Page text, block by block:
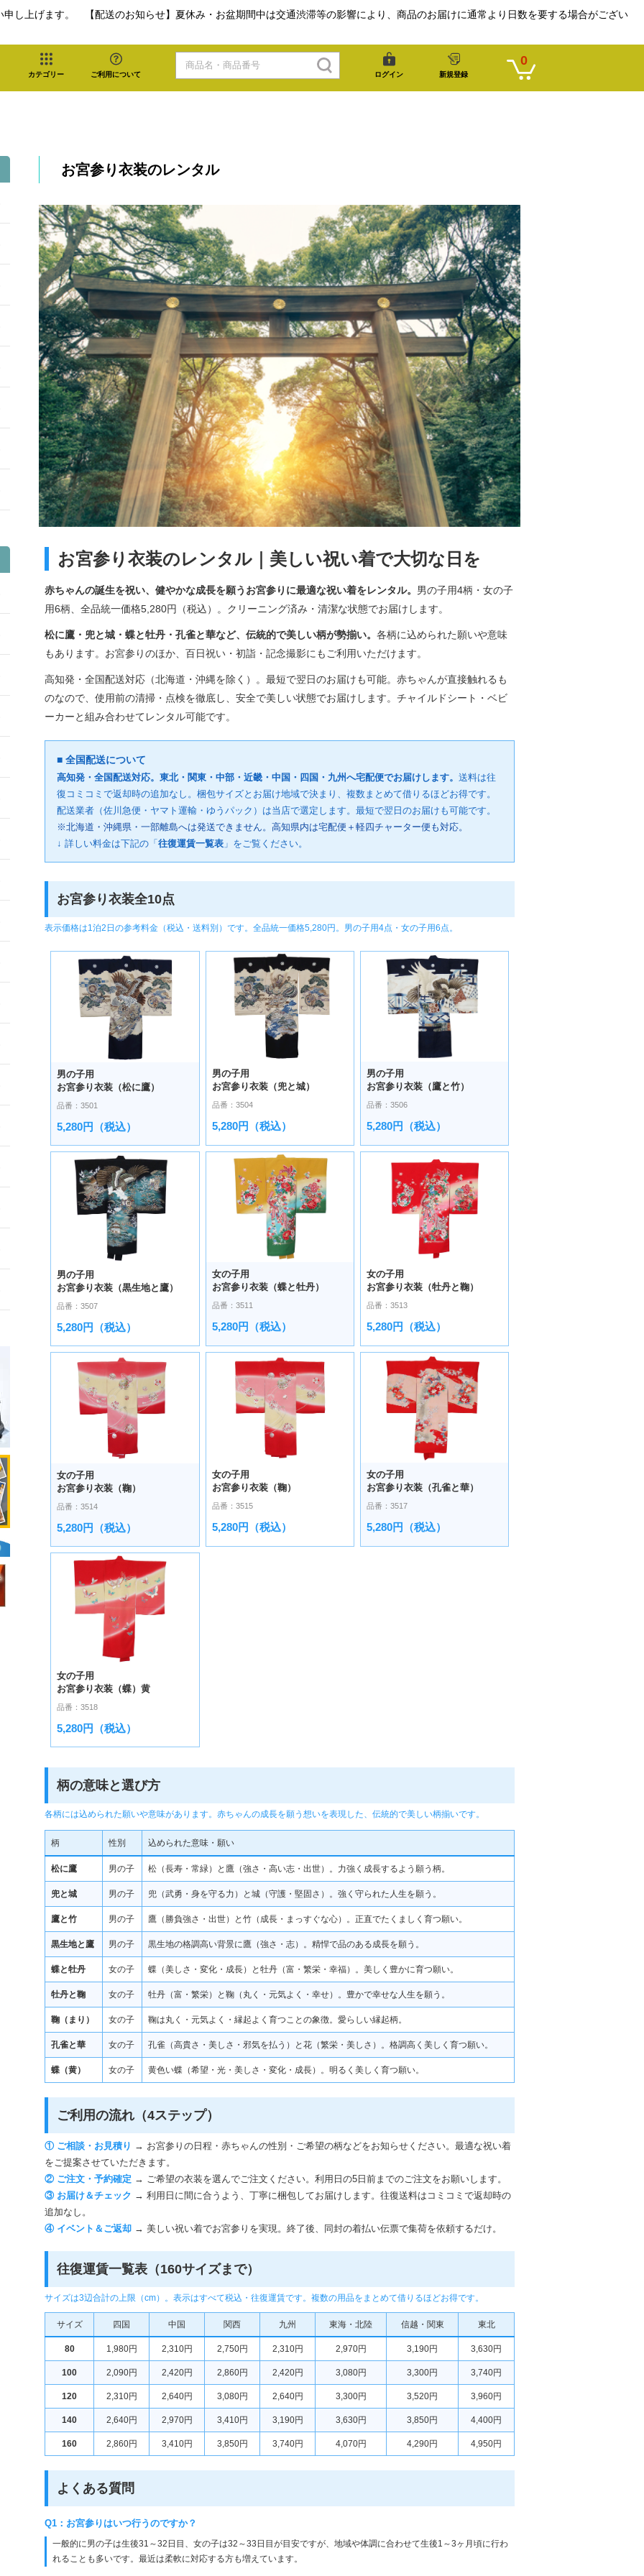
し上げます。 【配送のお知らせ】夏休み・お盆期間中は交通渋滞等の影響により、商品のお届けに通常より日数を要する場合がござい
カテゴリー ご利用について ログイン 新規登録
0
お宮参り衣装のレンタル
お宮参り衣装のレンタル｜美しい祝い着で大切な日を
赤ちゃんの誕生を祝い、健やかな成長を願うお宮参りに最適な祝い着をレンタル。 男の子用4柄・女の子
用6柄、全品統一価格5,280円（税込）。クリーニング済み・清潔な状態でお届けします。
松に鷹・兜と城・蝶と牡丹・孔雀と華など、伝統的で美しい柄が勢揃い。 各柄に込められた願いや意味
もあります。お宮参りのほか、百日祝い・初詣・記念撮影にもご利用いただけます。
高知発・全国配送対応（北海道・沖縄を除く）。最短で翌日のお届けも可能。赤ちゃんが直接触れるも
のなので、使用前の清掃・点検を徹底し、安全で美しい状態でお届けします。チャイルドシート・ベビ
ーカーと組み合わせてレンタル可能です。
■ 全国配送について
高知発・全国配送対応。東北・関東・中部・近畿・中国・四国・九州へ宅配便でお届けします。 送料は往
復コミコミで返却時の追加なし。梱包サイズとお届け地域で決まり、複数まとめて借りるほどお得です。
配送業者（佐川急便・ヤマト運輸・ゆうパック）は当店で選定します。最短で翌日のお届けも可能です。
※北海道・沖縄県・一部離島へは発送できません。高知県内は宅配便＋軽四チャーター便も対応。
↓ 詳しい料金は下記の「往復運賃一覧表 」をご覧ください。
お宮参り衣装全10点
表示価格は1泊2日の参考料金（税込・送料別）です。全品統一価格5,280円。男の子用4点・女の子用6点。
男の子用
お宮参り衣装（松に鷹）
品番：3501
5,280円（税込）
男の子用
お宮参り衣装（兜と城）
品番：3504
5,280円（税込）
男の子用
お宮参り衣装（鷹と竹）
品番：3506
5,280円（税込）
男の子用
お宮参り衣装（黒生地と鷹）
品番：3507
5,280円（税込）
女の子用
お宮参り衣装（蝶と牡丹）
品番：3511
5,280円（税込）
女の子用
お宮参り衣装（牡丹と鞠）
品番：3513
5,280円（税込）
女の子用
お宮参り衣装（鞠）
品番：3514
5,280円（税込）
女の子用
お宮参り衣装（鞠）
品番：3515
5,280円（税込）
女の子用
お宮参り衣装（孔雀と華）
品番：3517
5,280円（税込）
女の子用
お宮参り衣装（蝶）黄
品番：3518
5,280円（税込）
柄の意味と選び方
各柄には込められた願いや意味があります。赤ちゃんの成長を願う想いを表現した、伝統的で美しい柄揃いです。
柄 性別 込められた意味・願い
松に鷹 男の子 松（長寿・常緑）と鷹（強さ・高い志・出世）。力強く成長するよう願う柄。
兜と城 男の子 兜（武勇・身を守る力）と城（守護・堅固さ）。強く守られた人生を願う。
鷹と竹 男の子 鷹（勝負強さ・出世）と竹（成長・まっすぐな心）。正直でたくましく育つ願い。
黒生地と鷹 男の子 黒生地の格調高い背景に鷹（強さ・志）。精悍で品のある成長を願う。
蝶と牡丹 女の子 蝶（美しさ・変化・成長）と牡丹（富・繁栄・幸福）。美しく豊かに育つ願い。
牡丹と鞠 女の子 牡丹（富・繁栄）と鞠（丸く・元気よく・幸せ）。豊かで幸せな人生を願う。
鞠（まり） 女の子 鞠は丸く・元気よく・縁起よく育つことの象徴。愛らしい縁起柄。
孔雀と華 女の子 孔雀（高貴さ・美しさ・邪気を払う）と花（繁栄・美しさ）。格調高く美しく育つ願い。
蝶（黄） 女の子 黄色い蝶（希望・光・美しさ・変化・成長）。明るく美しく育つ願い。
ご利用の流れ（4ステップ）
① ご相談・お見積り → お宮参りの日程・赤ちゃんの性別・ご希望の柄などをお知らせください。最適な祝い着
をご提案させていただきます。
② ご注文・予約確定 → ご希望の衣装を選んでご注文ください。利用日の5日前までのご注文をお願いします。
③ お届け＆チェック → 利用日に間に合うよう、丁寧に梱包してお届けします。往復送料はコミコミで返却時の
追加なし。
④ イベント＆ご返却 → 美しい祝い着でお宮参りを実現。終了後、同封の着払い伝票で集荷を依頼するだけ。
往復運賃一覧表（160サイズまで）
サイズは3辺合計の上限（cm）。表示はすべて税込・往復運賃です。複数の用品をまとめて借りるほどお得です。
サイズ 四国 中国 関西 九州 東海・北陸 信越・関東 東北
80 1,980円 2,310円 2,750円 2,310円 2,970円 3,190円 3,630円
100 2,090円 2,420円 2,860円 2,420円 3,080円 3,300円 3,740円
120 2,310円 2,640円 3,080円 2,640円 3,300円 3,520円 3,960円
140 2,640円 2,970円 3,410円 3,190円 3,630円 3,850円 4,400円
160 2,860円 3,410円 3,850円 3,740円 4,070円 4,290円 4,950円
よくある質問
Q1：お宮参りはいつ行うのですか？
一般的に男の子は生後31～32日目、女の子は32～33日目が目安ですが、地域や体調に合わせて生後1～3ヶ月頃に行わ
れることも多いです。最近は柔軟に対応する方も増えています。